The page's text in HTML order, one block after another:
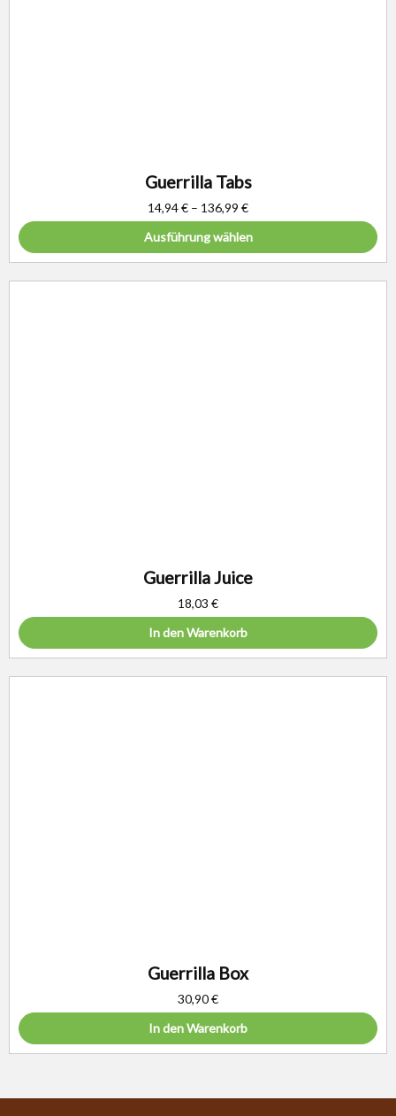
Guerrilla Tabs
14,94€ – 136,99 €
Ausführung wählen
Guerrilla Juice
18,03 €
In den Warenkorb
Guerrilla Box
30,90€
In den Warenkorb